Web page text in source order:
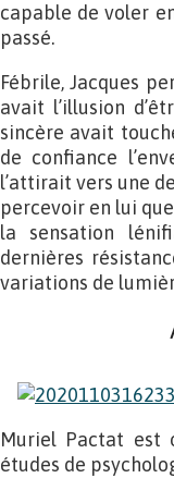
capable de voler
passé.
Fébrile, Jacques
avait l’illusion
sincère avait
de confiance
l’attirait vers une
percevoir en lui
la sensation
dernières
variations de
Muriel Pactat est
études de